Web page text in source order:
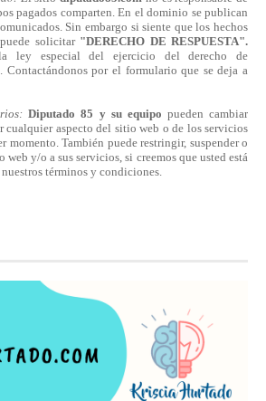
pagados comparten. En el dominio se publican
Sin embargo si siente que los hechos
solicitar "DERECHO DE RESPUESTA".
ley especial del ejercicio del derecho de
Contactándonospor el formulario que se deja a
Diputado 85 y su equipo pueden cambiar
cualquier aspecto del sitio web o de los servicios
momento. También puede restringir, suspender o
web y/o a sus servicios, si creemos que usted está
términos y condiciones.